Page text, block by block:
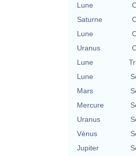
Lune
Saturne
Lune
Uranus
Lune
Lune
Mars
Mercure
Uranus
Vénus
Jupiter